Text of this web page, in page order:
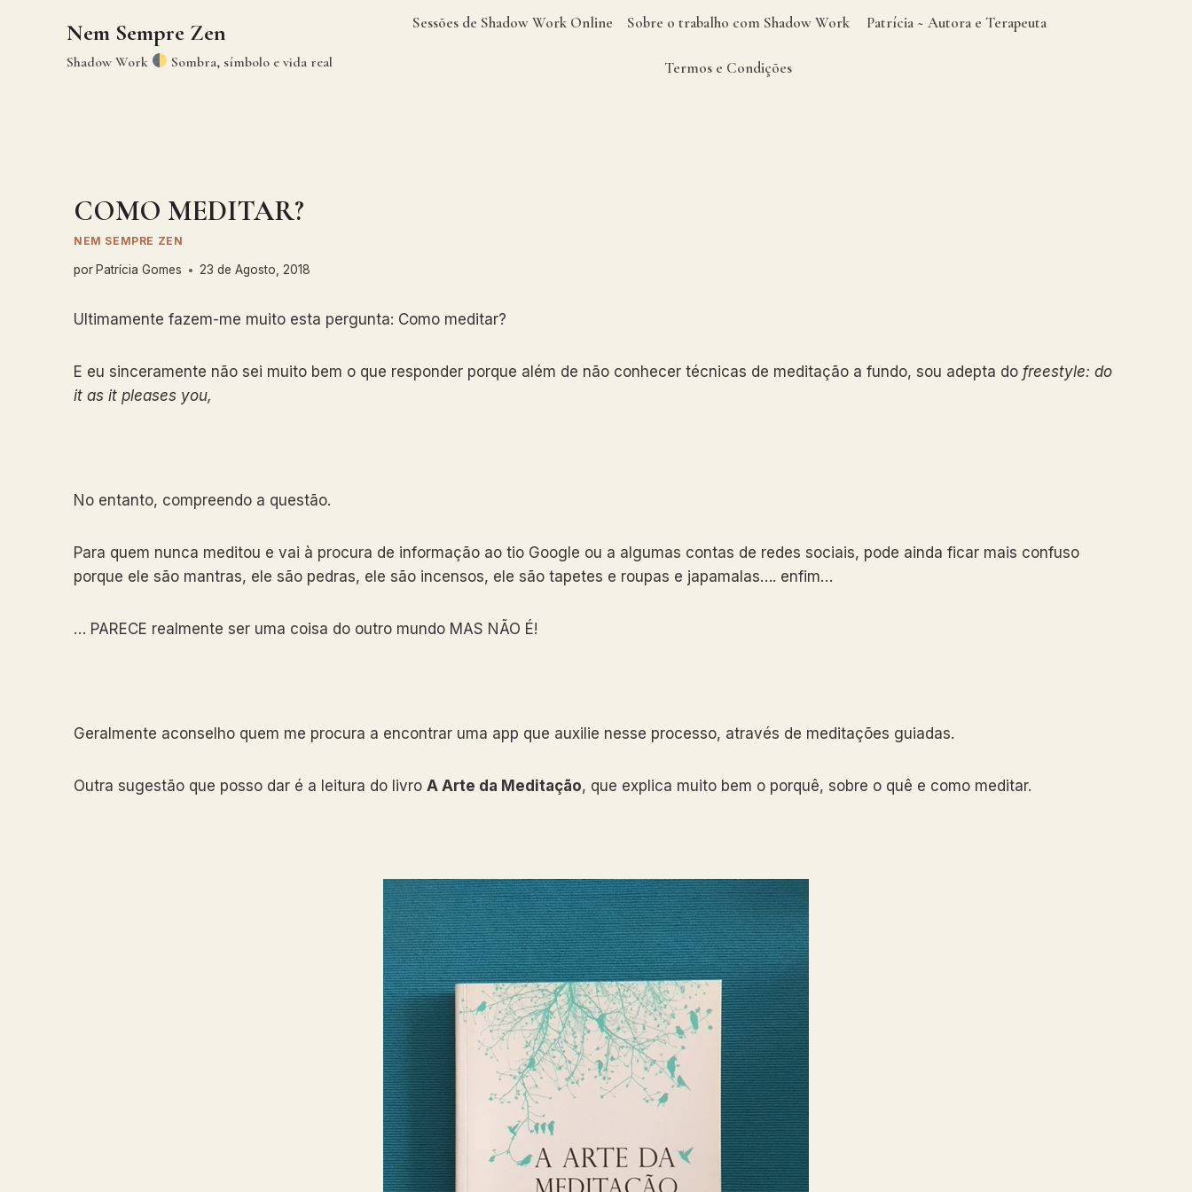
Nem Sempre Zen
Shadow Work Sombra, símbolo e vida real
Sessões de Shadow Work Online Sobre o trabalho com Shadow Work Patrícia ~ Autora e Terapeuta
Termos e Condições
COMO MEDITAR?
NEM SEMPRE ZEN
por Patrícia Gomes 23 de Agosto, 2018
Ultimamente fazem-me muito esta pergunta: Como meditar?
E eu sinceramente não sei muito bem o que responder porque além de não conhecer técnicas de meditação a fundo, sou adepta do freestyle: do
it as it pleases you,
No entanto, compreendo a questão.
Para quem nunca meditou e vai à procura de informação ao tio Google ou a algumas contas de redes sociais, pode ainda ficar mais confuso
porque ele são mantras, ele são pedras, ele são incensos, ele são tapetes e roupas e japamalas…. enfim…
… PARECE realmente ser uma coisa do outro mundo MAS NÃO É!
Geralmente aconselho quem me procura a encontrar uma app que auxilie nesse processo, através de meditações guiadas.
Outra sugestão que posso dar é a leitura do livro A Arte da Meditação, que explica muito bem o porquê, sobre o quê e como meditar.